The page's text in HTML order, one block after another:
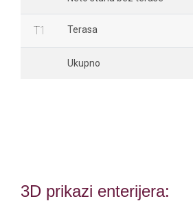
T1 Terasa
Ukupno
3D prikazi enterijera: